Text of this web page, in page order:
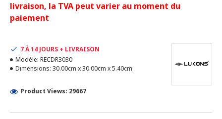
livraison, la TVA peut varier au moment du
paiement
7 À 14 JOURS + LIVRAISON
Modèle: RECDR3030
Dimensions: 30.00cm x 30.00cm x 5.40cm
Product Views: 29667